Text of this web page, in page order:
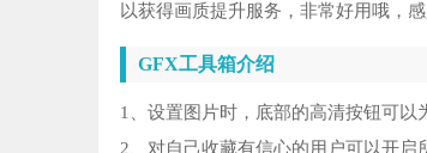
以获得画质提升服务，非常好用哦，
GFX工具箱介绍
1、设置图片时，底部的高清按钮可以
2、对自己收藏有信心的用户可以开启